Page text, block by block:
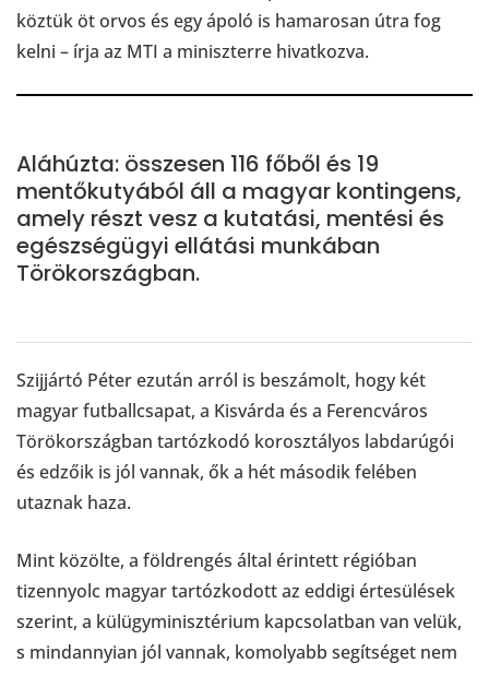
köztük öt orvos és egy ápoló is hamarosan útra fog
kelni – írja az MTI a miniszterre hivatkozva.
Aláhúzta: összesen 116 főből és 19
mentőkutyából áll a magyar kontingens,
amely részt vesz a kutatási, mentési és
egészségügyi ellátási munkában
Törökországban.
Szijjártó Péter ezután arról is beszámolt, hogy két
magyar futballcsapat, a Kisvárda és a Ferencváros
Törökországban tartózkodó korosztályos labdarúgói
és edzőik is jól vannak, ők a hét második felében
utaznak haza.
Mint közölte, a földrengés által érintett régióban
tizennyolc magyar tartózkodott az eddigi értesülések
szerint, a külügyminisztérium kapcsolatban van velük,
s mindannyian jól vannak, komolyabb segítséget nem